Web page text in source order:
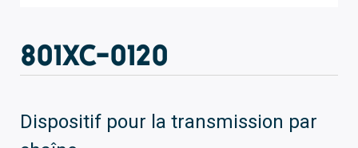
801XC-0120
Dispositif pour la transmission par